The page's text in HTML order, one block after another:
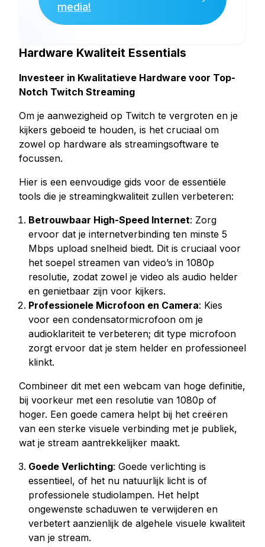
media!
Hardware Kwaliteit Essentials
Investeer in Kwalitatieve Hardware voor Top-
Notch Twitch Streaming
Om je aanwezigheid op Twitch te vergroten en je
kijkers geboeid te houden, is het cruciaal om
zowel op hardware als streamingsoftware te
focussen.
Hier is een eenvoudige gids voor de essentiële
tools die je streamingkwaliteit zullen verbeteren:
Betrouwbaar High-Speed Internet: Zorg
ervoor dat je internetverbinding ten minste 5
Mbps upload snelheid biedt. Dit is cruciaal voor
het soepel streamen van video’s in 1080p
resolutie, zodat zowel je video als audio helder
en genietbaar zijn voor kijkers.
Professionele Microfoon en Camera: Kies
voor een condensatormicrofoon om je
audioklariteit te verbeteren; dit type microfoon
zorgt ervoor dat je stem helder en professioneel
klinkt.
Combineer dit met een webcam van hoge definitie,
bij voorkeur met een resolutie van 1080p of
hoger. Een goede camera helpt bij het creëren
van een sterke visuele verbinding met je publiek,
wat je stream aantrekkelijker maakt.
Goede Verlichting: Goede verlichting is
essentieel, of het nu natuurlijk licht is of
professionele studiolampen. Het helpt
ongewenste schaduwen te verwijderen en
verbetert aanzienlijk de algehele visuele kwaliteit
van je stream.